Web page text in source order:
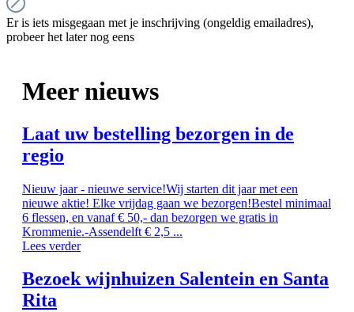
Er is iets misgegaan met je inschrijving (ongeldig emailadres),
probeer het later nog eens
Meer nieuws
Laat uw bestelling bezorgen in de
regio
Nieuw jaar - nieuwe service!Wij starten dit jaar met een
nieuwe aktie! Elke vrijdag gaan we bezorgen!Bestel minimaal
6 flessen, en vanaf € 50,- dan bezorgen we gratis in
Krommenie.-Assendelft € 2,5 ...
Lees verder
Bezoek wijnhuizen Salentein en Santa
Rita